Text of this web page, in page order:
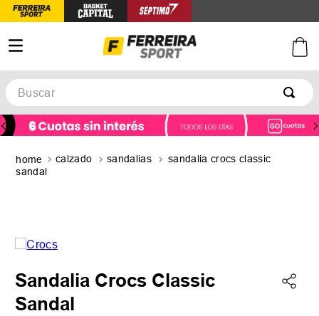
Buscar
calzado sandalias
sandalia crocs classic
sandal
Sandalia Crocs Classic
Sandal
TÉRMINOS MÁS BUSCADOS
2.
zapatillas
5. zapatillas adidas